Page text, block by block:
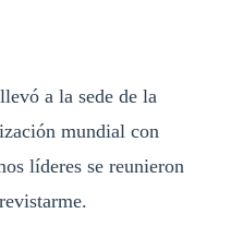
a la sede de la
mundial con
líderes se reunieron